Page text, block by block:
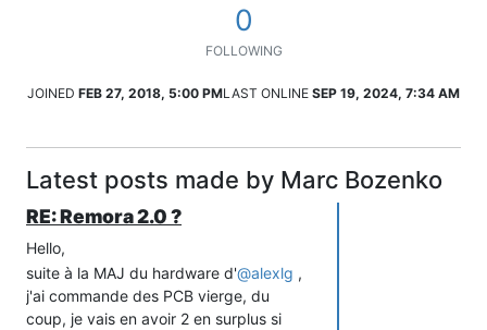
0
FOLLOWING
JOINED FEB 27, 2018, 5:00 PMLAST ONLINE SEP 19, 2024, 7:34 AM
Latest posts made by Marc Bozenko
RE: Remora 2.0 ?
Hello,
suite à la MAJ du hardware d'@alexlg ,
j'ai commande des PCB vierge, du
coup, je vais en avoir 2 en surplus si